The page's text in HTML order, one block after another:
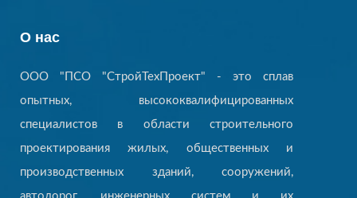
О нас
ООО "ПСО "СтройТехПроект" - это сплав
опытных, высококвалифицированных
специалистов в области строительного
проектирования жилых, общественных и
производственных зданий, сооружений,